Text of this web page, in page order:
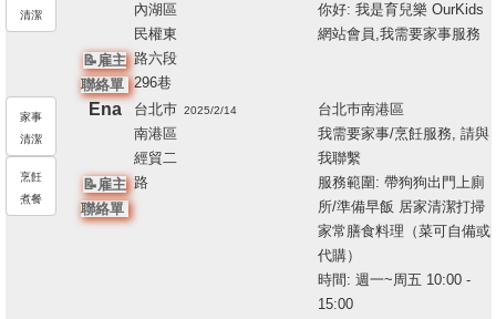
清潔
📝雇主
聯絡單
內湖區
民權東
路六段
296巷
你好: 我是育兒樂 OurKids
網站會員,我需要家事服務
家事
清潔
烹飪
煮餐
Ena
📝雇主
聯絡單
台北巿
南港區
經貿二
路
2025/2/14
台北巿南港區
我需要家事/烹飪服務, 請與
我聯繫
服務範圍: 帶狗狗出門上廁
所/準備早飯 居家清潔打掃
家常膳食料理（菜可自備或
代購）
時間: 週一~周五 10:00 -
15:00